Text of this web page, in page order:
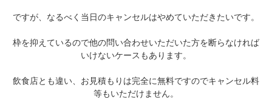
ですが、なるべく当日のキャンセルはやめていただきたいです。
枠を抑えているので他の問い合わせいただいた方を断らなければ
いけないケースもあります。
飲食店とも違い、お見積もりは完全に無料ですのでキャンセル料
等もいただけません。